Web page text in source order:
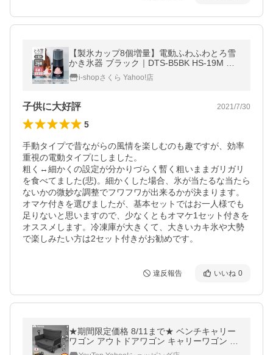
【製氷カップ8個増量】電動ふわふわとろ雪
かき氷器 ブラック｜DTS-B5BK HS-19M 刃
の高さ調節 コンパクト収納 分解洗浄 ドウシ
シャ 1年保証
i-shopさくら Yahoo!店
子供に大好評 2021/7/30
5
手動タイプで昔ながらの風情を楽しむのも趣ですが、効率
重視の電動タイプにしました。
粗く↔︎細かくの設定が分かりづらく暫く粗いままガリガリ
を食べてました(悲)。細かくした場合、氷が当たるな当たら
ないかの微妙な調整でフワフワが出来るかが決まります。
オマケ付きを選びましたが、基本セットではお一人様でも
足りないと思いますので、少なくともオマケ1セット付きを
オススメします。冷凍庫が大きくて、大きいカキ氷や大勢
で楽しみたい方は2セット付きがお勧めです。
違反報告 いいね 0
★期間限定価格 8/11まで★ ベンチキャリー
ワゴン アウトドアワゴン キャリーワゴン キ
ャリーカート 片手ハンドル 大容量